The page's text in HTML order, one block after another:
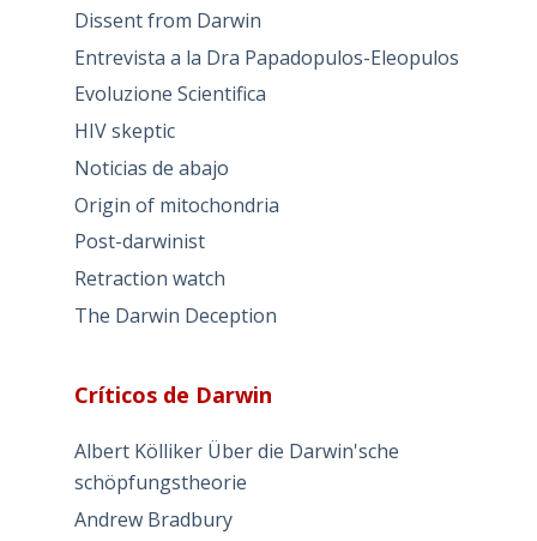
Dissent from Darwin
Entrevista a la Dra Papadopulos-Eleopulos
Evoluzione Scientifica
HIV skeptic
Noticias de abajo
Origin of mitochondria
Post-darwinist
Retraction watch
The Darwin Deception
Críticos de Darwin
Albert Kölliker Über die Darwin'sche
schöpfungstheorie
Andrew Bradbury